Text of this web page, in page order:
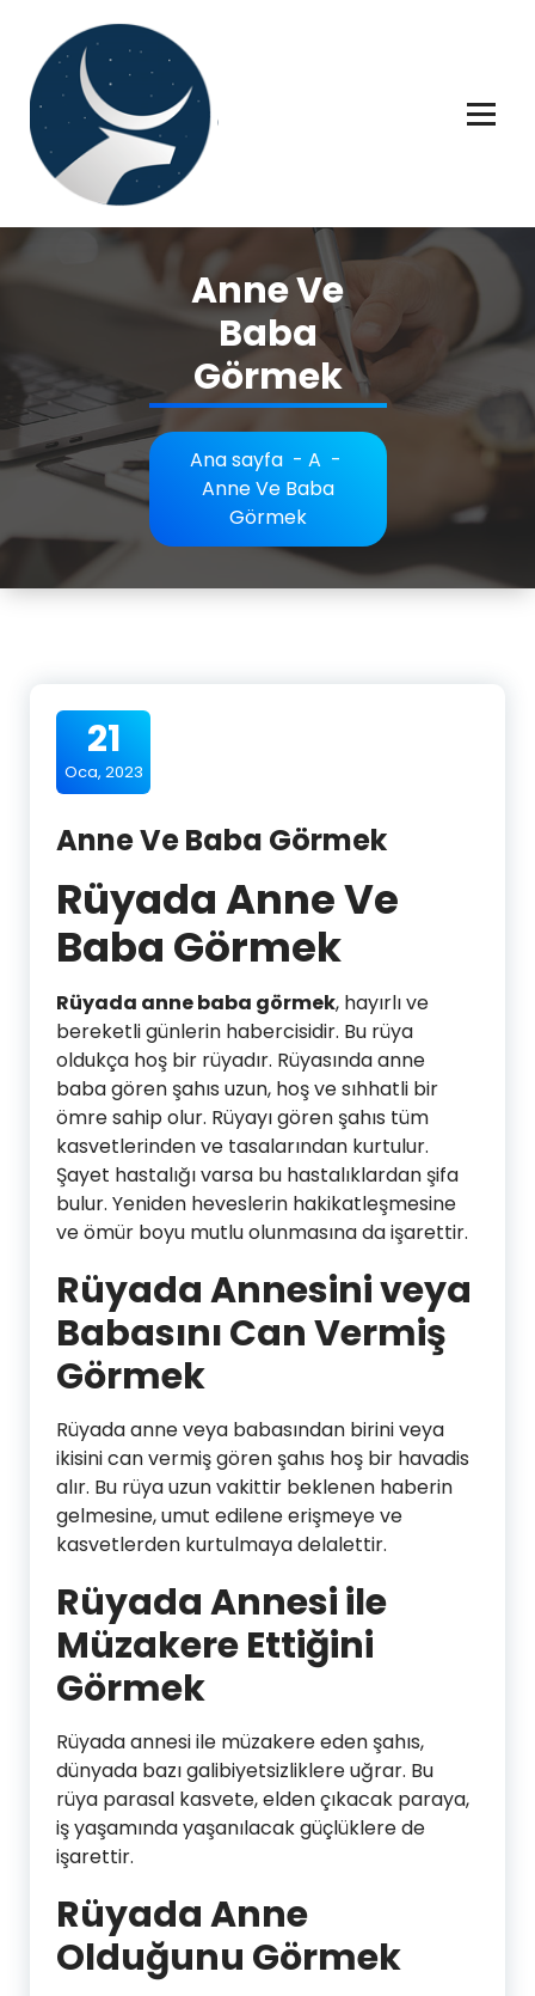
Anne Ve
Baba
Görmek
Ana sayfa- A -
Anne Ve Baba
Görmek
21
Oca, 2023
Anne Ve Baba Görmek
Rüyada Anne Ve
Baba Görmek
Rüyada anne baba görmek, hayırlı ve
bereketli günlerin habercisidir. Bu rüya
oldukça hoş bir rüyadır. Rüyasında anne
baba gören şahıs uzun, hoş ve sıhhatli bir
ömre sahip olur. Rüyayı gören şahıs tüm
kasvetlerinden ve tasalarından kurtulur.
Şayet hastalığı varsa bu hastalıklardan şifa
bulur. Yeniden heveslerin hakikatleşmesine
ve ömür boyu mutlu olunmasına da işarettir.
Rüyada Annesini veya
Babasını Can Vermiş
Görmek
Rüyada anne veya babasından birini veya
ikisini can vermiş gören şahıs hoş bir havadis
alır. Bu rüya uzun vakittir beklenen haberin
gelmesine, umut edilene erişmeye ve
kasvetlerden kurtulmaya delalettir.
Rüyada Annesi ile
Müzakere Ettiğini
Görmek
Rüyada annesi ile müzakere eden şahıs,
dünyada bazı galibiyetsizliklere uğrar. Bu
rüya parasal kasvete, elden çıkacak paraya,
iş yaşamında yaşanılacak güçlüklere de
işarettir.
Rüyada Anne
Olduğunu Görmek